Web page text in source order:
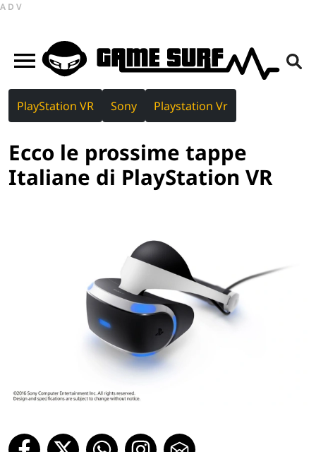
ADV
PlayStation VR Sony Playstation Vr
Ecco le prossime tappe
Italiane di PlayStation VR